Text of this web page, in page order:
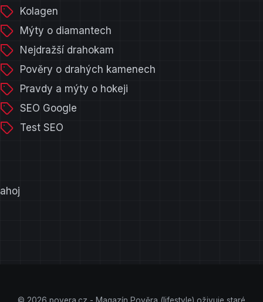
Kolagen
Mýty o diamantech
Nejdražší drahokam
Pověry o drahých kamenech
Pravdy a mýty o hokeji
SEO Google
Test SEO
ahoj
© 2026 povera.cz - Magazín Pověra (lifestyle) oživuje staré